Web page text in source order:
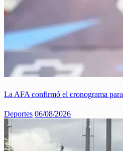
La AFA confirmó el cronograma para
Deportes 06/08/2026